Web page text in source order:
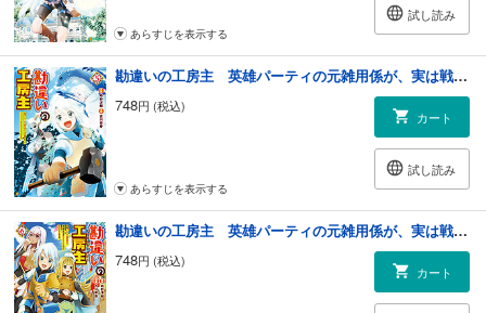
試し読み
あらすじを表示する
勘違いの工房主 英雄パーティの元雑用係が、実は戦闘以外がＳＳＳランクだったというよくある話５
748円 (税込)
カート
試し読み
あらすじを表示する
勘違いの工房主 英雄パーティの元雑用係が、実は戦闘以外がＳＳＳランクだったというよくある話６
748円 (税込)
カート